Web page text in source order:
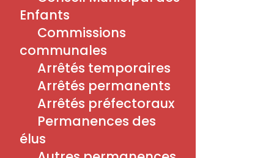
Enfants
Commissions
communales
Arrêtés temporaires
Arrêtés permanents
Arrêtés préfectoraux
Permanences des
élus